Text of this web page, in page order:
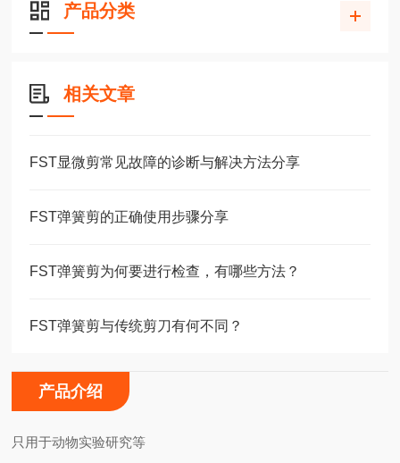
产品分类
相关文章
FST显微剪常见故障的诊断与解决方法分享
FST弹簧剪的正确使用步骤分享
FST弹簧剪为何要进行检查，有哪些方法？
FST弹簧剪与传统剪刀有何不同？
产品介绍
只用于动物实验研究等